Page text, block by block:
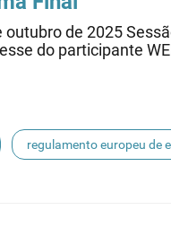
outubro de 2025
do participante
regulamento europeu de